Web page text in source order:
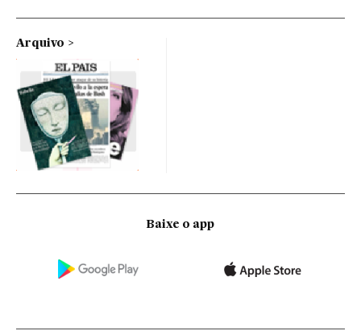
Arquivo
Baixe o app